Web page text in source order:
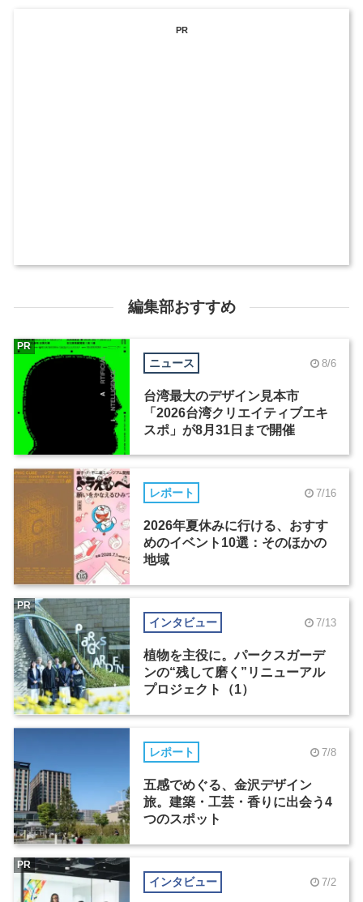
PR
編集部おすすめ
ニュース 8/6
台湾最大のデザイン見本市
「2026台湾クリエイティブエキ
スポ」が8月31日まで開催
PR
レポート 7/16
2026年夏休みに行ける、おすす
めのイベント10選：そのほかの
地域
インタビュー 7/13
植物を主役に。パークスガーデ
ンの“残して磨く”リニューアル
プロジェクト（1）
PR
レポート 7/8
五感でめぐる、金沢デザイン
旅。建築・工芸・香りに出会う4
つのスポット
インタビュー 7/2
PR